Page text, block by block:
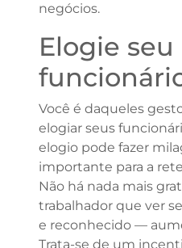
negócios.
Elogie seu
Você é daqueles
elogiar seus
elogio pode fazer
importante para a
Não há nada mais
trabalhador que ver
e reconhecido —
Trata-se de um